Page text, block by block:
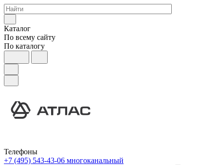
Каталог
По всему сайту
По каталогу
Телефоны
+7 (495) 543-43-06 многоканальный